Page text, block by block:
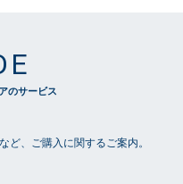
のサービス
ど、ご購入に関するご案内。